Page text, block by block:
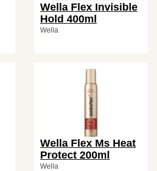
Wella Flex Invisible
Hold 400ml
Wella
Wella Flex Ms Heat
Protect 200ml
Wella